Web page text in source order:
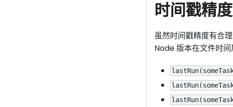
时间戳精度
虽然时间戳精度有合
Node 版本在文件时间